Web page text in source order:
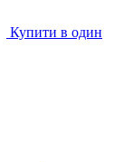
Купити в один